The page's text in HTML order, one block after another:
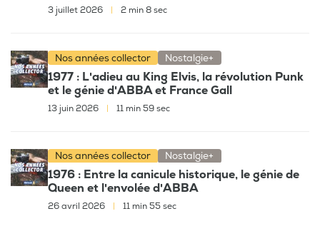
3 juillet 2026 2 min 8 sec
Nos années collector Nostalgie+
1977 : L'adieu au King Elvis, la révolution Punk
et le génie d'ABBA et France Gall
13 juin 2026 | 11 min 59 sec
Nos années collector Nostalgie+
1976 : Entre la canicule historique, le génie de
Queen et l'envolée d'ABBA
26 avril 2026 11 min 55 sec